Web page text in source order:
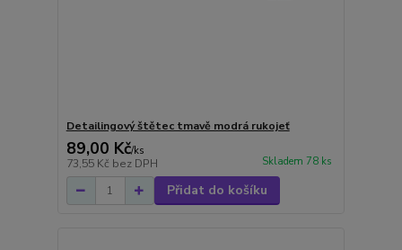
Detailingový štětec tmavě modrá rukojeť
89,00 Kč/ks
73,55 Kč bez DPH Skladem 78 ks
Přidat do košíku